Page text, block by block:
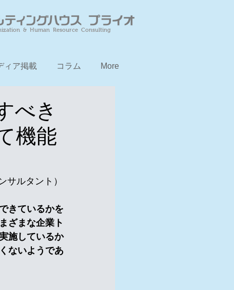
& Human Resource Consulting
ィア掲載 コラム More
べき
機能
ト）
きているかを
ざまな企業ト
施しているか
ないようであ